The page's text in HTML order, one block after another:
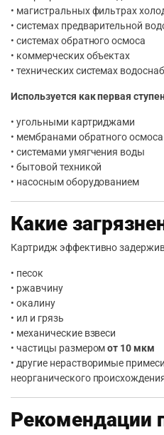
• магистральных фильтрах
• системах предварительной
• системах обратного осмоса
• коммерческих объектах
• технических системах
Используется как первая
• угольными картриджами
• мембранами обратного осмоса
• системами умягчения воды
• бытовой техникой
• насосным оборудованием
Какие
Картридж эффективно
• песок
• ржавчину
• окалину
• ил и грязь
• механические взвеси
• частицы размеромот 10 мкм
• другие нерастворимые
неорганического
Рекомендации